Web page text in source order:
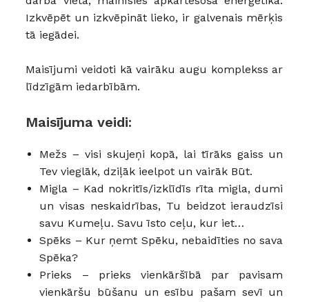
Izkvēpēt un izkvēpināt lieko, ir galvenais mērķis
tā iegādei.
Maisījumi veidoti kā vairāku augu komplekss ar
līdzīgām iedarbībām.
Maisījuma veidi:
Mežs – visi skujeņi kopā, lai tīrāks gaiss un
Tev vieglāk, dziļāk ieelpot un vairāk Būt.
Migla – Kad nokritīs/izklīdīs rīta migla, dumi
un visas neskaidrības, Tu beidzot ieraudzīsi
savu Kumeļu. Savu īsto ceļu, kur iet…
Spēks – Kur ņemt Spēku, nebaidīties no sava
Spēka?
Prieks – prieks vienkāršībā par pavisam
vienkāršu būšanu un esību pašam sevī un